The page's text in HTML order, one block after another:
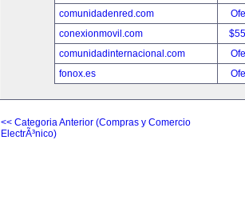
comunidadenred.com
conexionmovil.com
comunidadinternacional.com
fonox.es
<< Categoria Anterior (Compras y Comercio
ElectrÃ³nico)